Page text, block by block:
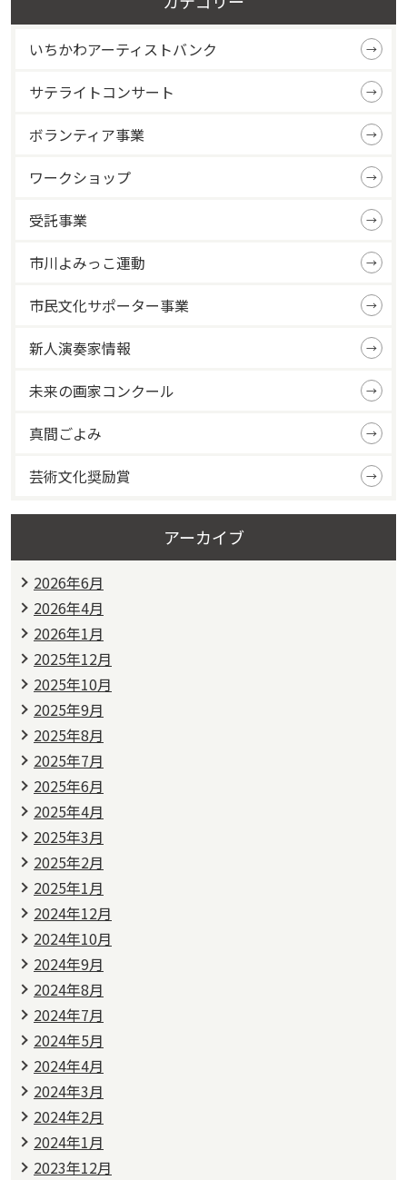
いちかわアーティストバンク
サテライトコンサート
ボランティア事業
ワークショップ
受託事業
市川よみっこ運動
市民文化サポーター事業
新人演奏家情報
未来の画家コンクール
真間ごよみ
芸術文化奨励賞
アーカイブ
2026年6月
2026年4月
2026年1月
2025年12月
2025年10月
2025年9月
2025年8月
2025年7月
2025年6月
2025年4月
2025年3月
2025年2月
2025年1月
2024年12月
2024年10月
2024年9月
2024年8月
2024年7月
2024年5月
2024年4月
2024年3月
2024年2月
2024年1月
2023年12月